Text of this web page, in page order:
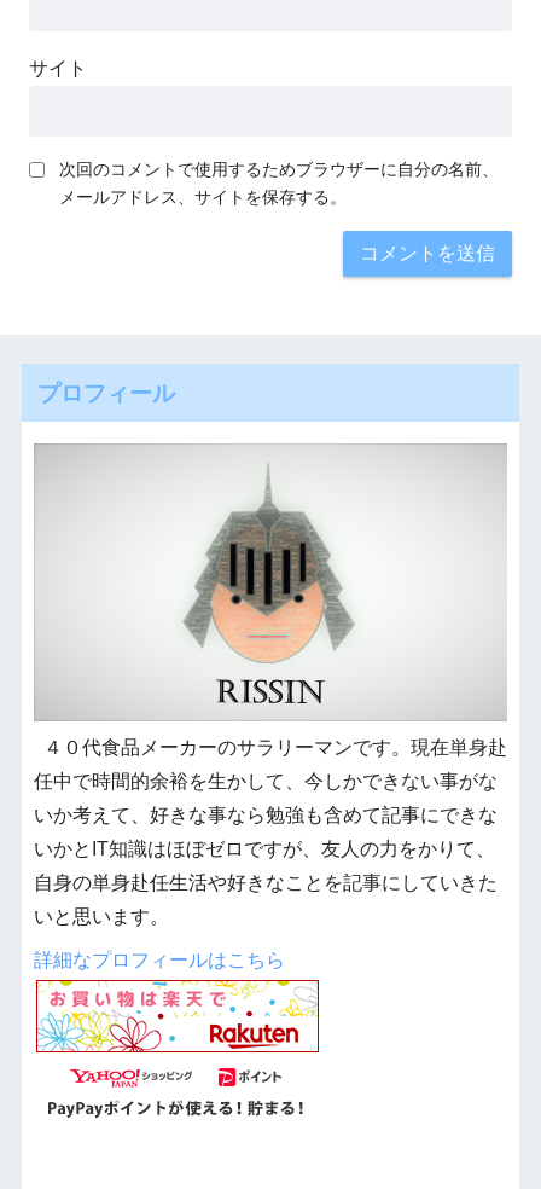
サイト
次回のコメントで使用するためブラウザーに自分の名前、
メールアドレス、サイトを保存する。
プロフィール
４０代食品メーカーのサラリーマンです。現在単身赴
任中で時間的余裕を生かして、今しかできない事がな
いか考えて、好きな事なら勉強も含めて記事にできな
いかとIT知識はほぼゼロですが、友人の力をかりて、
自身の単身赴任生活や好きなことを記事にしていきた
いと思います。
詳細なプロフィールはこちら